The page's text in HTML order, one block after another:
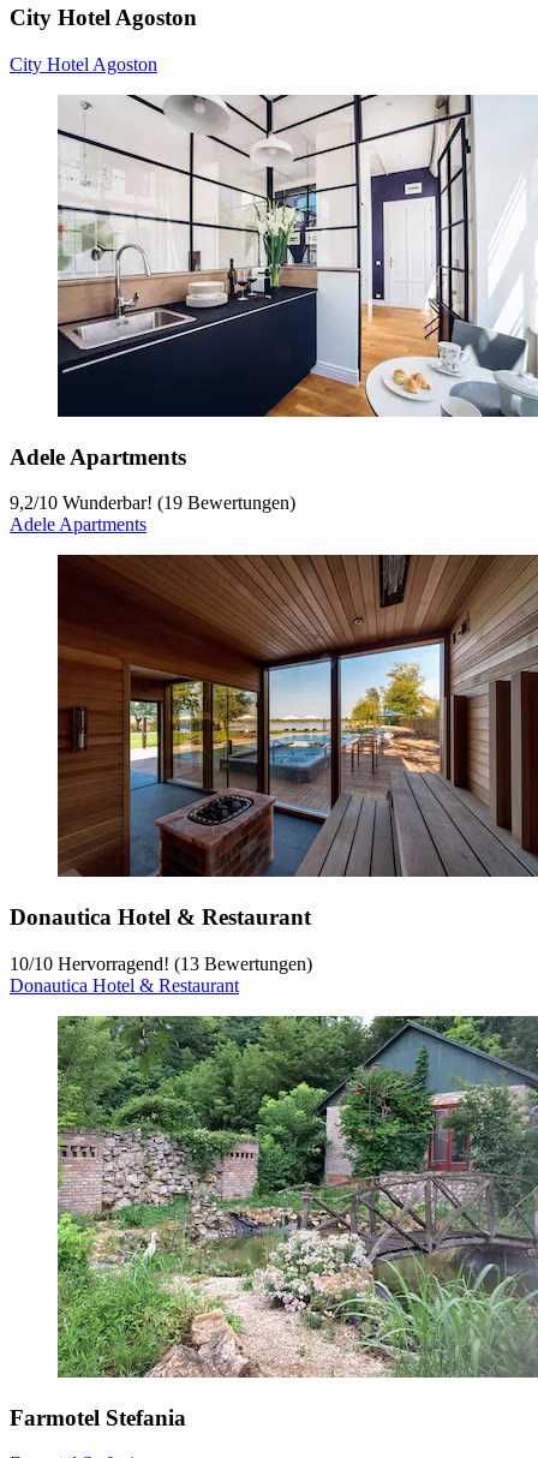
City Hotel Agoston
City Hotel Agoston
Adele Apartments
9,2/10 Wunderbar! (19 Bewertungen)
Adele Apartments
Donautica Hotel & Restaurant
10/10 Hervorragend! (13 Bewertungen)
Donautica Hotel & Restaurant
Farmotel Stefania